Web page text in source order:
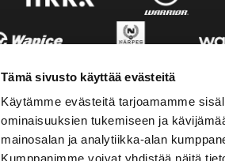
Tämä sivusto käyttää evästeitä
Käytämme evästeitä tarjoamamme
ominaisuuksien tukemiseen ja
mainosalan ja analytiikka-alan